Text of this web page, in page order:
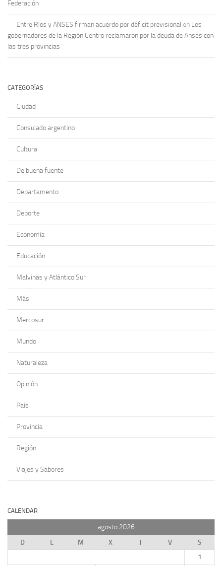
Federación
Entre Ríos y ANSES firman acuerdo por déficit previsional en Los
gobernadores de la Región Centro reclamaron por la deuda de Anses con
las tres provincias
CATEGORÍAS
Ciudad
Consulado argentino
Cultura
De buena fuente
Departamento
Deporte
Economía
Educación
Malvinas y Atlántico Sur
Más
Mercosur
Mundo
Naturaleza
Opinión
País
Provincia
Región
Viajes y Sabores
CALENDAR
agosto 2026
D
L M X J V
S
1